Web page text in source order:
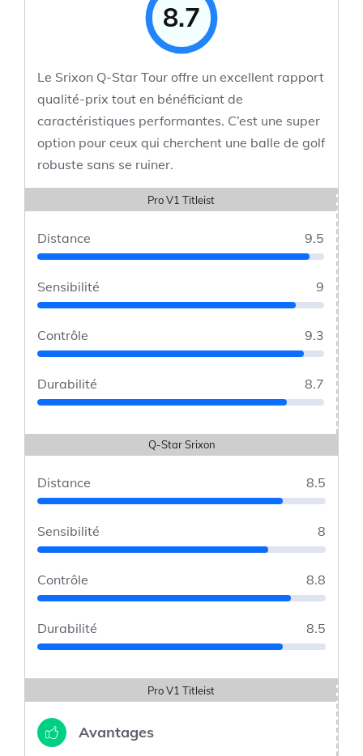
8.7
Le Srixon Q-Star Tour offre un excellent rapport
qualité-prix tout en bénéficiant de
caractéristiques performantes. C’est une super
option pour ceux qui cherchent une balle de golf
robuste sans se ruiner.
Pro V1 Titleist
Distance 9.5
Sensibilité 9
Contrôle 9.3
Durabilité 8.7
Q-Star Srixon
Distance 8.5
Sensibilité 8
Contrôle 8.8
Durabilité 8.5
Pro V1 Titleist
Avantages